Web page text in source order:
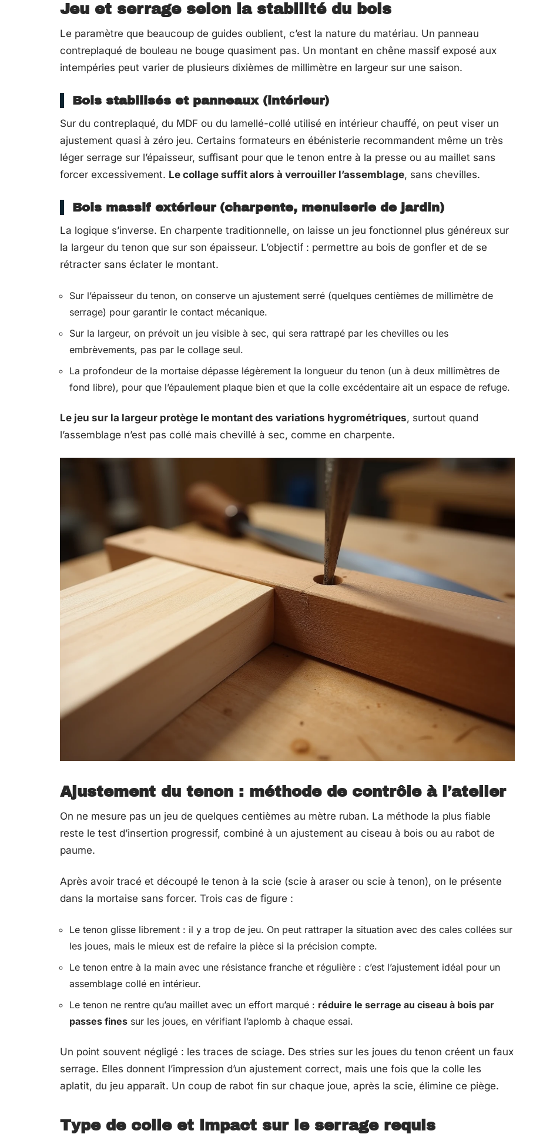
Jeu et serrage selon la stabilité du bois
Le paramètre que beaucoup de guides oublient, c’est la nature du matériau. Un panneau
contreplaqué de bouleau ne bouge quasiment pas. Un montant en chêne massif exposé aux
intempéries peut varier de plusieurs dixièmes de millimètre en largeur sur une saison.
Bois stabilisés et panneaux (intérieur)
Sur du contreplaqué, du MDF ou du lamellé-collé utilisé en intérieur chauffé, on peut viser un
ajustement quasi à zéro jeu. Certains formateurs en ébénisterie recommandent même un très
léger serrage sur l’épaisseur, suffisant pour que le tenon entre à la presse ou au maillet sans
forcer excessivement. Le collage suffit alors à verrouiller l’assemblage, sans chevilles.
Bois massif extérieur (charpente, menuiserie de jardin)
La logique s’inverse. En charpente traditionnelle, on laisse un jeu fonctionnel plus généreux sur
la largeur du tenon que sur son épaisseur. L’objectif : permettre au bois de gonfler et de se
rétracter sans éclater le montant.
Sur l’épaisseur du tenon, on conserve un ajustement serré (quelques centièmes de millimètre de
serrage) pour garantir le contact mécanique.
Sur la largeur, on prévoit un jeu visible à sec, qui sera rattrapé par les chevilles ou les
embrèvements, pas par le collage seul.
La profondeur de la mortaise dépasse légèrement la longueur du tenon (un à deux millimètres de
fond libre), pour que l’épaulement plaque bien et que la colle excédentaire ait un espace de refuge.
Le jeu sur la largeur protège le montant des variations hygrométriques, surtout quand
l’assemblage n’est pas collé mais chevillé à sec, comme en charpente.
Ajustement du tenon : méthode de contrôle à l’atelier
On ne mesure pas un jeu de quelques centièmes au mètre ruban. La méthode la plus fiable
reste le test d’insertion progressif, combiné à un ajustement au ciseau à bois ou au rabot de
paume.
Après avoir tracé et découpé le tenon à la scie (scie à araser ou scie à tenon), on le présente
dans la mortaise sans forcer. Trois cas de figure :
Le tenon glisse librement : il y a trop de jeu. On peut rattraper la situation avec des cales collées sur
les joues, mais le mieux est de refaire la pièce si la précision compte.
Le tenon entre à la main avec une résistance franche et régulière : c’est l’ajustement idéal pour un
assemblage collé en intérieur.
Le tenon ne rentre qu’au maillet avec un effort marqué : réduire le serrage au ciseau à bois par
passes fines sur les joues, en vérifiant l’aplomb à chaque essai.
Un point souvent négligé : les traces de sciage. Des stries sur les joues du tenon créent un faux
serrage. Elles donnent l’impression d’un ajustement correct, mais une fois que la colle les
aplatit, du jeu apparaît. Un coup de rabot fin sur chaque joue, après la scie, élimine ce piège.
Type de colle et impact sur le serrage requis